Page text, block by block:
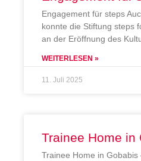
Engagement für steps
konnte die Stiftung steps
an der Eröffnung des
WEITERLESEN »
11. Juli 2025
Trainee Home in
Trainee Home in Gobabis